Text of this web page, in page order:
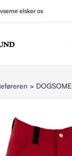
elsker os
> DOGSOME